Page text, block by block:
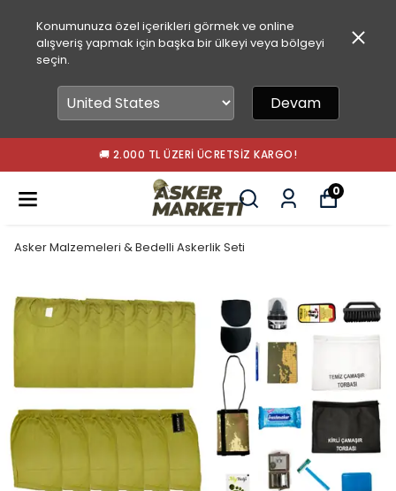
Konumunuza özel içerikleri görmek ve online
alışveriş yapmak için başka bir ülkeyi veya bölgeyi
seçin.
Devam
🚚 2.000 TL ÜZERI ÜCRETSIZ KARGO!
0
Asker Malzemeleri & Bedelli Askerlik Seti